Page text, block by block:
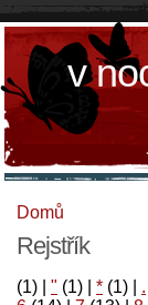
v
Domů
Rejstřík
(1) " (1) * (1) .